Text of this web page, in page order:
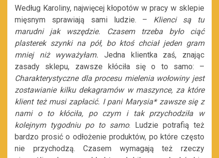
Według Karoliny, najwięcej kłopotów w pracy w sklepie
mięsnym sprawiają sami ludzie. – Klienci są tu
marudni jak wszędzie. Czasem trzeba było ciąć
plasterek szynki na pół, bo ktoś chciał jeden gram
mniej niż wyważyłam. Jedna klientka zaś, znając
zasady sklepu, zawsze kłóciła się o to samo: –
Charakterystyczne dla procesu mielenia wołowiny jest
zostawianie kilku dekagramów w maszynce, za które
klient też musi zapłacić. I pani Marysia* zawsze się z
nami o to kłóciła, po czym i tak przychodziła w
kolejnym tygodniu po to samo. Ludzie potrafią też
bardzo prosić o odłożenie produktów, po które często
nie przychodzą. Czasem wymagają też rzeczy